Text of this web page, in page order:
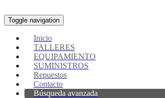
Toggle navigation
Inicio
TALLERES
EQUIPAMIENTO
SUMINISTROS
Repuestos
Contacto
Búsqueda avanzada